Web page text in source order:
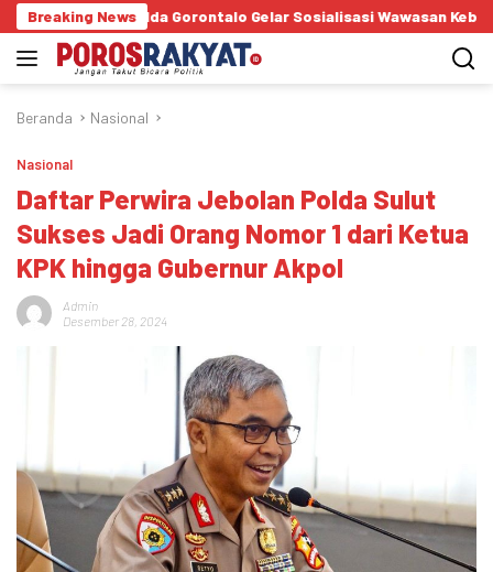
Langsung
ke
konten
Breaking News
Gorontalo Gelar Sosialisasi Wawasan Kebangsaan di SMA
Beranda Nasional
Nasional
Daftar Perwira Jebolan Polda Sulut
Sukses Jadi Orang Nomor 1 dari Ketua
KPK hingga Gubernur Akpol
Admin
Desember 28, 2024